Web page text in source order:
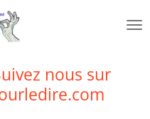
nous sur